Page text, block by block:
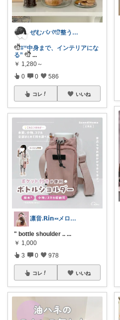
ぜむパパ𓏲𓎨整う暮らしのお手伝い
𓏲𓎨#“中身まで、インテリアにな
る” 𓏲𓎨 ...
￥ 1,280～
0 0 586
コレ いいね
凛音.𝗥𝗶𝗻༝༝メロウな暮らし🧸
" bottle shoulder .. ...
￥ 1,000
3 0 978
コレ いいね